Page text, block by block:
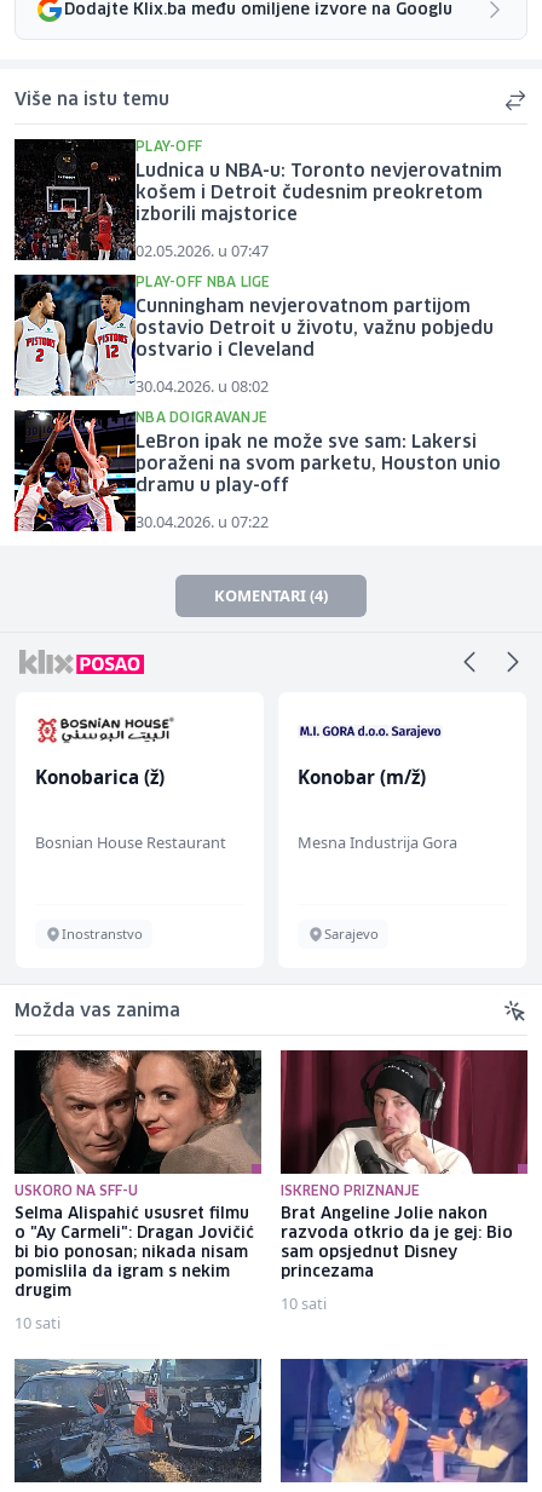
Dodajte Klix.ba među omiljene izvore na Googlu
Više na istu temu
PLAY-OFF
Ludnica u NBA-u: Toronto nevjerovatnim
košem i Detroit čudesnim preokretom
izborili majstorice
02.05.2026. u 07:47
PLAY-OFF NBA LIGE
Cunningham nevjerovatnom partijom
ostavio Detroit u životu, važnu pobjedu
ostvario i Cleveland
30.04.2026. u 08:02
NBA DOIGRAVANJE
LeBron ipak ne može sve sam: Lakersi
poraženi na svom parketu, Houston unio
dramu u play-off
30.04.2026. u 07:22
KOMENTARI (4)
Konobarica (ž)
Bosnian House Restaurant
Inostranstvo
Konobar (m/ž)
Mesna Industrija Gora
Sarajevo
Možda vas zanima
USKORO NA SFF-U
Selma Alispahić ususret filmu
o "Ay Carmeli": Dragan Jovičić
bi bio ponosan; nikada nisam
pomislila da igram s nekim
drugim
10 sati
ISKRENO PRIZNANJE
Brat Angeline Jolie nakon
razvoda otkrio da je gej: Bio
sam opsjednut Disney
princezama
10 sati